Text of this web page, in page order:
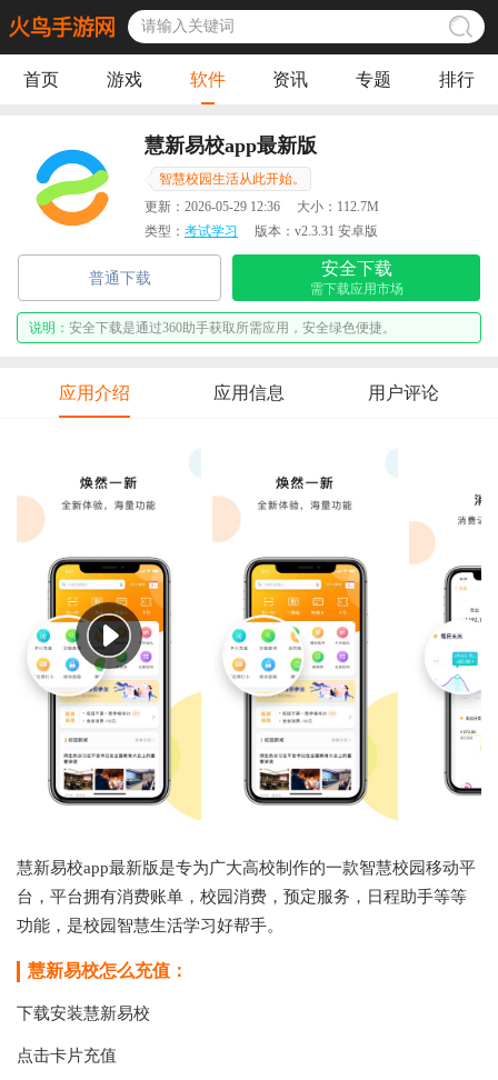
首页 游戏 软件 资讯 专题 排行
慧新易校app最新版
智慧校园生活从此开始。
更新： 2026-05-29 12:36 大小： 112.7M
类型： 考试学习 版本： v2.3.31 安卓版
普通下载
安全下载
需下载应用市场
说明： 安全下载是通过360助手获取所需应用，安全绿色便捷。
应用介绍 应用信息 用户评论
慧新易校app最新版是专为广大高校制作的一款智慧校园移动平
台，平台拥有消费账单，校园消费，预定服务，日程助手等等
功能，是校园智慧生活学习好帮手。
慧新易校怎么充值：
下载安装慧新易校
点击卡片充值